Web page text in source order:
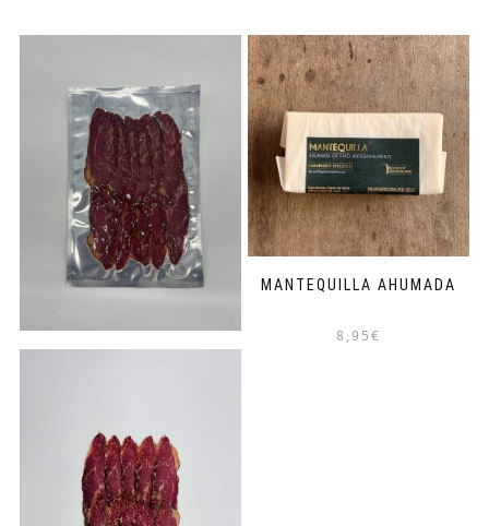
MANTEQUILLA AHUMADA
8,95€